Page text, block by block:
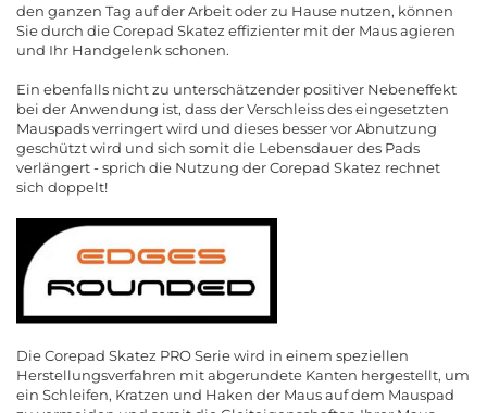
den ganzen Tag auf der Arbeit oder zu Hause nutzen, können
Sie durch die Corepad Skatez effizienter mit der Maus agieren
und Ihr Handgelenk schonen.
Ein ebenfalls nicht zu unterschätzender positiver Nebeneffekt
bei der Anwendung ist, dass der Verschleiss des eingesetzten
Mauspads verringert wird und dieses besser vor Abnutzung
geschützt wird und sich somit die Lebensdauer des Pads
verlängert - sprich die Nutzung der Corepad Skatez rechnet
sich doppelt!
Die Corepad Skatez PRO Serie wird in einem speziellen
Herstellungsverfahren mit abgerundete Kanten hergestellt, um
ein Schleifen, Kratzen und Haken der Maus auf dem Mauspad